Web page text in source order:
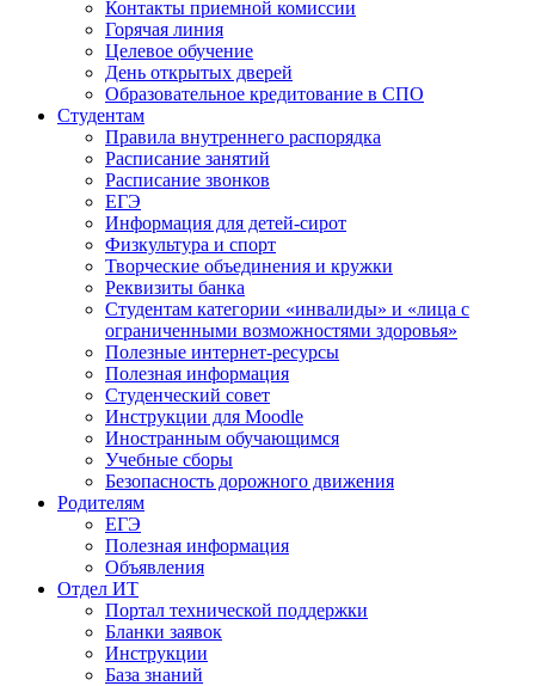
Контакты приемной комиссии
Горячая линия
Целевое обучение
День открытых дверей
Образовательное кредитование в СПО
Студентам
Правила внутреннего распорядка
Расписание занятий
Расписание звонков
ЕГЭ
Информация для детей-сирот
Физкультура и спорт
Творческие объединения и кружки
Реквизиты банка
Студентам категории «инвалиды» и «лица с
ограниченными возможностями здоровья»
Полезные интернет-ресурсы
Полезная информация
Студенческий совет
Инструкции для Moodle
Иностранным обучающимся
Учебные сборы
Безопасность дорожного движения
Родителям
ЕГЭ
Полезная информация
Объявления
Отдел ИТ
Портал технической поддержки
Бланки заявок
Инструкции
База знаний